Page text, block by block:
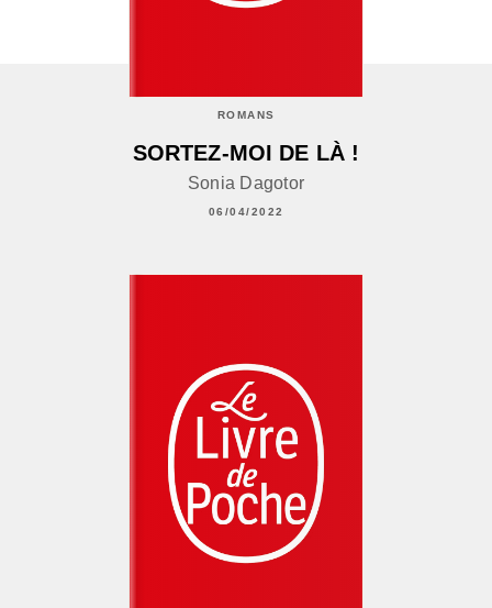
ROMANS
SORTEZ-MOI DE LÀ !
Sonia Dagotor
06/04/2022